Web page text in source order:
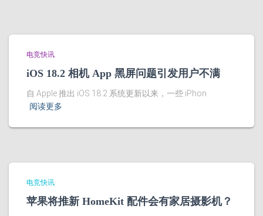
电竞快讯
iOS 18.2 相机 App 黑屏问题引发用户不满
自 Apple 推出 iOS 18.2 系统更新以来，一些 iPhon
阅读更多
电竞快讯
苹果将推新 HomeKit 配件会有家居摄影机？